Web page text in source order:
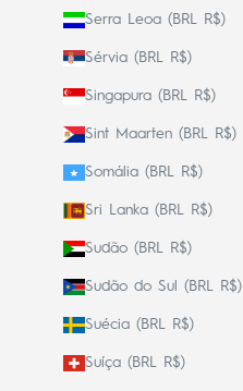
Serra Leoa (BRL R$)
Sérvia (BRL R$)
Singapura (BRL R$)
Sint Maarten (BRL R$)
Somália (BRL R$)
Sri Lanka (BRL R$)
Sudão (BRL R$)
Sudão do Sul (BRL R$)
Suécia (BRL R$)
Suíça (BRL R$)